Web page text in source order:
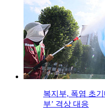
복지부, 폭염 초
부’ 격상 대응